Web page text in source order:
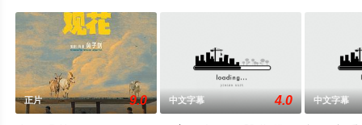
正片 9.0 中文字幕 4.0 中文字幕